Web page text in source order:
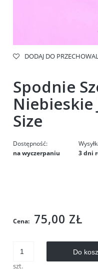
DODAJ DO
Spodnie
Niebieskie
Size
Dostępność:
na wyczerpaniu
3 dni
Cena nie zawiera
Cena: 75,00 ZŁ
szt.
Do